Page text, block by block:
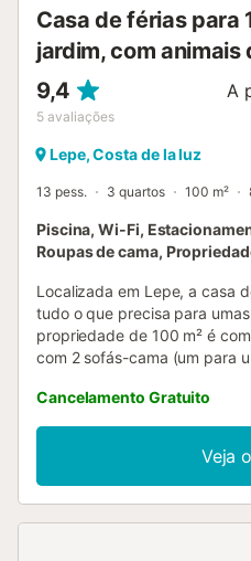
Casa de férias para
jardim, com animais
9,4
5 avaliações
A
Lepe, Costa de la luz
13 pess. 3 quartos 100 m²
Piscina, Wi-Fi,
Roupas de cama,
Localizada em Lepe, a casa
tudo o que precisa para
propriedade de 100 m² é
com 2 sofás-cama (um para
de banho, bem como um WC
acomodar 12 pessoas. As
Wi-Fi de alta velocidade
vídeo) com um espaço de
escritório em casa, uma
Cancelamento Gratuito
Veja